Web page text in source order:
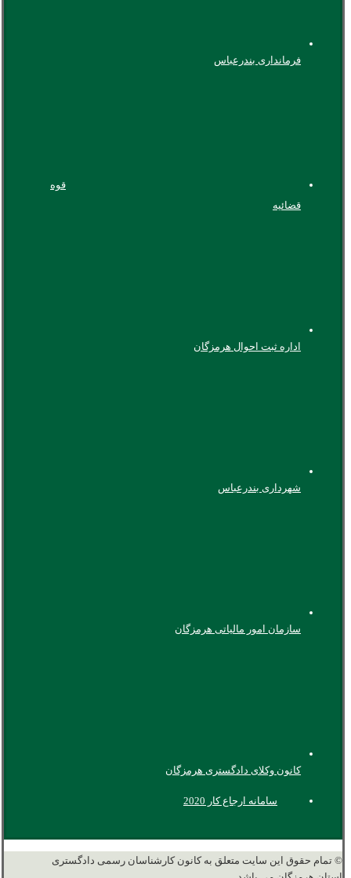
فرمانداری بندرعباس
قوه
قضائیه
اداره ثبت احوال هرمزگان
شهرداری بندرعباس
سازمان امور مالیاتی هرمزگان
کانون وکلای دادگستری هرمزگان
سامانه ارجاع کار 2020
© تمام حقوق این سایت متعلق به کانون کارشناسان رسمی دادگستری